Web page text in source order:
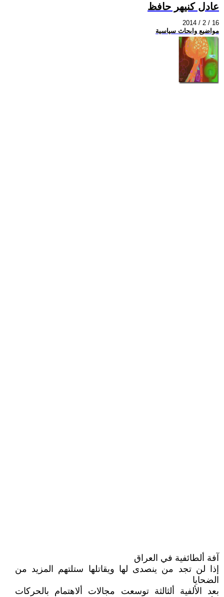
عادل كنيهر حافظ
2014 / 2 / 16
مواضيع وابحاث سياسية
آفة ألطائفية في العراق
إذا لن تجد من ينصدى لها ويقاتلها ستلتهم المزيد من
الضحايا
بعد الألفية ألثالثة توسعت مجالات ألاهتمام بالحركات